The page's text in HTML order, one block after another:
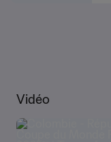
Vidéo